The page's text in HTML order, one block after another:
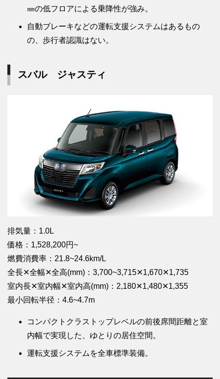
㎜の低フロアによる乗降性が強み。
自動ブレーキなどの運転支援システムはあるもの
の、歩行者認識はない。
スバル ジャスティ
排気量：1.0L
価格：1,528,200円~
燃費消費率：21.8~24.6km/L
全長✕全幅✕全高(mm)：3,700~3,715✕1,670✕1,735
室内長✕室内幅✕室内高(mm)：2,180✕1,480✕1,355
最小回転半径：4.6~4.7m
コンパクトクラストップレベルの前後席間距離と室
内幅で実現した、ゆとりの居住空間。
運転支援システムを全車標準装備。